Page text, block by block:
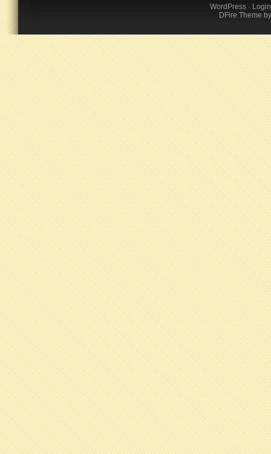
WordPress· Login
DFire Theme